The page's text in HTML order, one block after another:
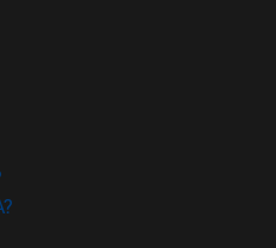
en nueva ventana)
en nueva ventana)